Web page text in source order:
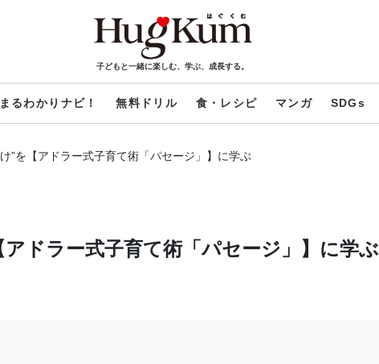
子どもと一緒に楽しむ、学ぶ、成長する。
るわかりナビ！ 無料ドリル 食・レシピ マンガ SDGs
”を【アドラー式子育て術「パセージ」】に学ぶ
ドラー式子育て術「パセージ」】に学ぶ